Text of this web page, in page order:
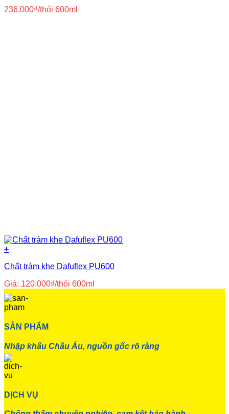
236.000₫/thỏi 600ml
+
Chất trám khe Dafuflex PU600
Giá: 120.000₫/thỏi 600ml
SẢN PHẨM
Nhập khẩu Châu Âu, nguồn gốc rõ ràng
DỊCH VỤ